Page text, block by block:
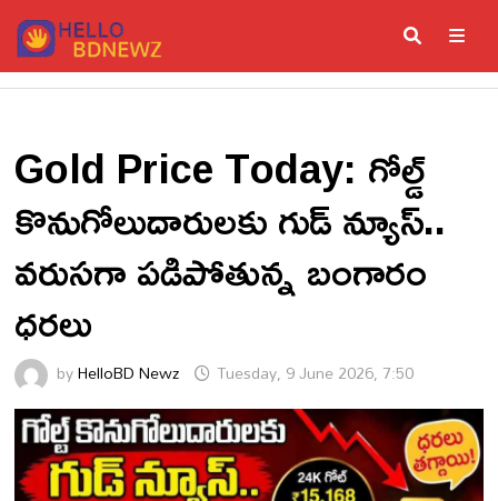
Skip
to
content
Gold Price Today: గోల్డ్
కొనుగోలుదారులకు గుడ్ న్యూస్..
వరుసగా పడిపోతున్న బంగారం
ధరలు
byHelloBD Newz Tuesday, 9 June 2026, 7:50